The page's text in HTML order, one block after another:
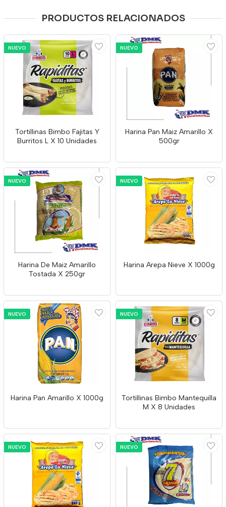
PRODUCTOS RELACIONADOS
NUEVO
Tortillinas Bimbo Fajitas Y
Burritos L X 10 Unidades
NUEVO
Harina Pan Maiz Amarillo X
500gr
NUEVO
Harina De Maiz Amarillo
Tostada X 250gr
NUEVO
Harina Arepa Nieve X 1000g
NUEVO
Harina Pan Amarillo X 1000g
NUEVO
Tortillinas Bimbo Mantequilla
M X 8 Unidades
NUEVO NUEVO